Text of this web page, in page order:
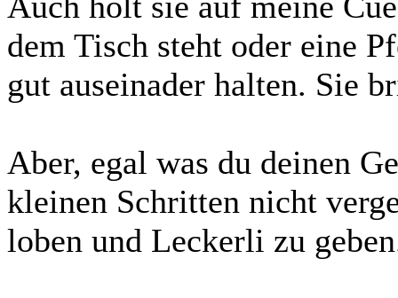
dem Tisch steht oder eine
gut auseinader halten. Sie
Aber, egal was du deinen
kleinen Schritten nicht
loben und Leckerli zu